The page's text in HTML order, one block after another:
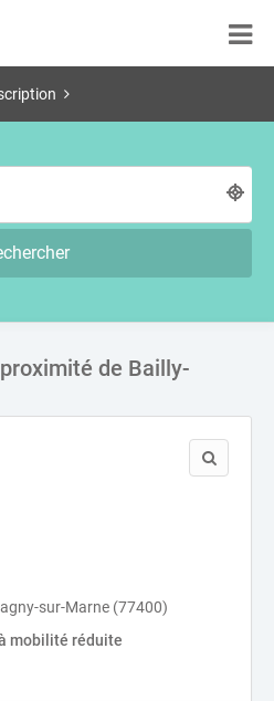
de Bailly-
sur-Marne (77400)
mobilité réduite